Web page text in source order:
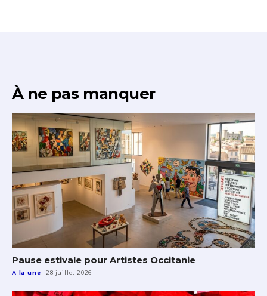
À ne pas manquer
Pause estivale pour Artistes Occitanie
A la une 28 juillet 2026